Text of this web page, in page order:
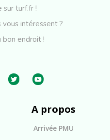
sur turf.fr !
vous intéressent ?
bon endroit !
A propos
Arrivée PMU